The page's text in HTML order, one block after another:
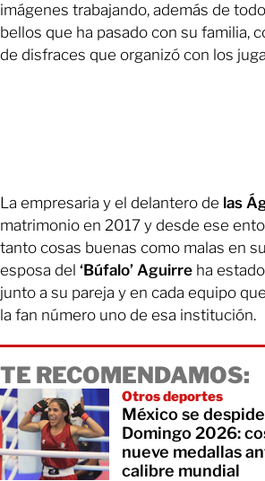
imágenes trabajando, además de
bellos que ha pasado con su familia,
de disfraces que organizó con los
La empresaria y el delantero de las
matrimonio en 2017 y desde ese
tanto cosas buenas como malas en
esposa del ‘Búfalo’ Aguirre ha
junto a su pareja y en cada equipo
la fan número uno de esa institución.
TE RECOMENDAMOS:
Otros deportes
México se
Domingo 2026:
nueve medallas
calibre mundial